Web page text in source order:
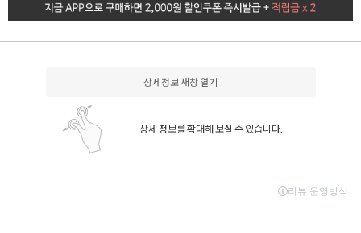
상세정보 새창 열기
상세 정보를 확대해 보실 수 있습니다.